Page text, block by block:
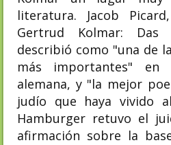
literatura. Jacob
Gertrud Kolmar: Das
describió como "una de
más importantes"
alemana, y "la mejor
judío que haya vivido
Hamburger retuvo el
afirmación sobre la